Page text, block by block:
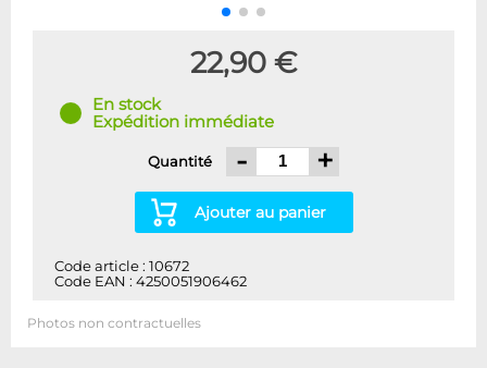
22,90 €
En stock
Expédition immédiate
Quantité - +
Ajouter au panier
Code article : 10672
Code EAN : 4250051906462
Photos non contractuelles